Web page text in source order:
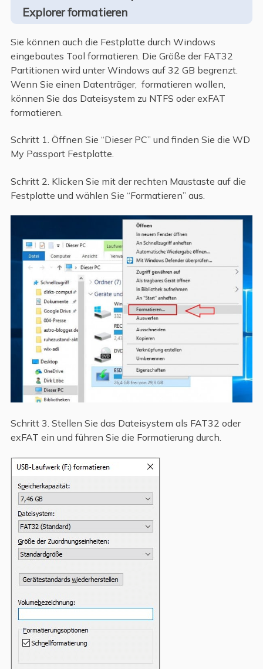
Explorer formatieren
Sie können auch die Festplatte durch Windows
eingebautes Tool formatieren. Die Größe der FAT32
Partitionen wird unter Windows auf 32 GB begrenzt.
Wenn Sie einen Datenträger, formatieren wollen,
können Sie das Dateisystem zu NTFS oder exFAT
formatieren.
Schritt 1. Öffnen Sie “Dieser PC” und finden Sie die WD
My Passport Festplatte.
Schritt 2. Klicken Sie mit der rechten Maustaste auf die
Festplatte und wählen Sie “Formatieren” aus.
Schritt 3. Stellen Sie das Dateisystem als FAT32 oder
exFAT ein und führen Sie die Formatierung durch.